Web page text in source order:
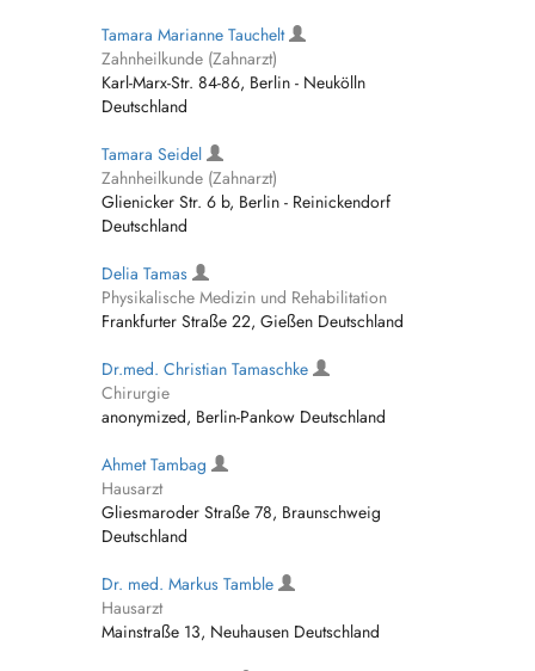
Tamara Marianne Tauchelt
Zahnheilkunde (Zahnarzt)
Karl-Marx-Str. 84-86, Berlin - Neukölln
Deutschland
Tamara Seidel
Zahnheilkunde (Zahnarzt)
Glienicker Str. 6 b, Berlin - Reinickendorf
Deutschland
Delia Tamas
Physikalische Medizin und Rehabilitation
Frankfurter Straße 22, Gießen Deutschland
Dr.med. Christian Tamaschke
Chirurgie
anonymized, Berlin-Pankow Deutschland
Ahmet Tambag
Hausarzt
Gliesmaroder Straße 78, Braunschweig
Deutschland
Dr. med. Markus Tamble
Hausarzt
Mainstraße 13, Neuhausen Deutschland